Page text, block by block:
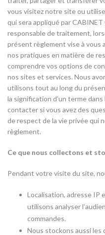
vous visitez notre site ou
qui sera appliqué par
responsable de traitement,
présent règlement vise à vous
nos pratiques en matière de
comprendre vos options de
nos sites et services. Nous
utilisons tout au long du
la signification d’un terme
contacter si vous avez des
de respect de la vie privée qui
règlement.
Ce que nous collectons et
Pendant votre visite du site,
Localisation, adresse IP
utilisons analyser
commandes.
Nous stockons aussi les